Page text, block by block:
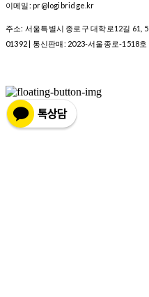
이메일: pr@logibridge.kr
주소: 서울특별시 종로구 대학로12길 61,
01392 | 통신판매: 2023-서울종로-1518호